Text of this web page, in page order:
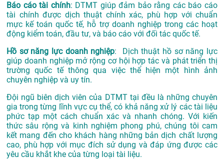
Báo cáo tài chính: DTMT giúp đảm bảo rằng các báo cáo
tài chính được dịch thuật chính xác, phù hợp với chuẩn
mực kế toán quốc tế, hỗ trợ doanh nghiệp trong các hoạt
động kiểm toán, đầu tư, và báo cáo với đối tác quốc tế.
Hồ sơ năng lực doanh nghiệp: Dịch thuật hồ sơ năng lực
giúp doanh nghiệp mở rộng cơ hội hợp tác và phát triển thị
trường quốc tế thông qua việc thể hiện một hình ảnh
chuyên nghiệp và uy tín.
Đội ngũ biên dịch viên của DTMT tại đều là những chuyên
gia trong từng lĩnh vực cụ thể, có khả năng xử lý các tài liệu
phức tạp một cách chuẩn xác và nhanh chóng. Với kiến
thức sâu rộng và kinh nghiệm phong phú, chúng tôi cam
kết mang đến cho khách hàng những bản dịch chất lượng
cao, phù hợp với mục đích sử dụng và đáp ứng được các
yêu cầu khắt khe của từng loại tài liệu.